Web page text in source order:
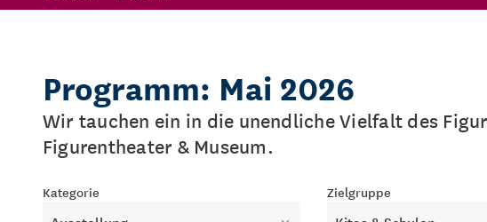
Programm: Mai 2026
Wir tauchen ein in die unendliche Vielfalt des
Figurentheater & Museum.
Kategorie Zielgruppe